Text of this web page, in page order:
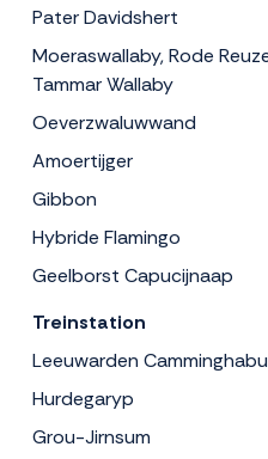
Pater Davidshert
Moeraswallaby, Rode
Tammar Wallaby
Oeverzwaluwwand
Amoertijger
Gibbon
Hybride Flamingo
Geelborst Capucijnaap
Treinstation
Leeuwarden
Hurdegaryp
Grou-Jirnsum